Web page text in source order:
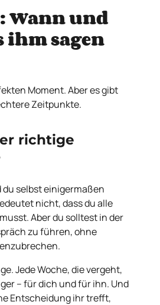
Wann und
ihm sagen
Moment. Aber es gibt
Zeitpunkte.
richtige
du selbst einigermaßen
nicht, dass du alle
Aber du solltest in der
zu führen, ohne
Jede Woche, die vergeht,
– für dich und für ihn. Und
Entscheidung ihr trefft,